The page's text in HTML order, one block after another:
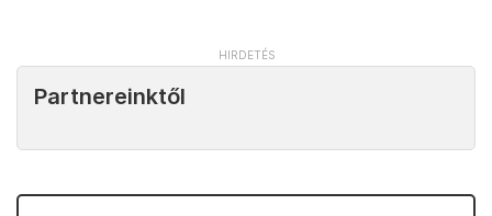
Partnereinktől